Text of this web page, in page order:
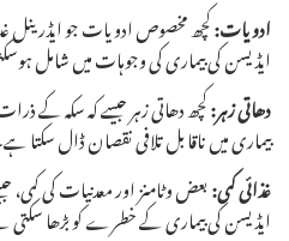
ادویات:کچھ مخصوص ادویات جو ایڈرینل
ایڈیسن کی بیماری کی وجوہات میں شامل
دھاتی زہر:کچھ دھاتی زہر جیسے کہ سکہ کے ذرات
بیماری میں ناقابل تلافی نقصان ڈال سکتا
غذائی کمی:
ایڈیسن کی بیماری کے خطرے کو بڑھا